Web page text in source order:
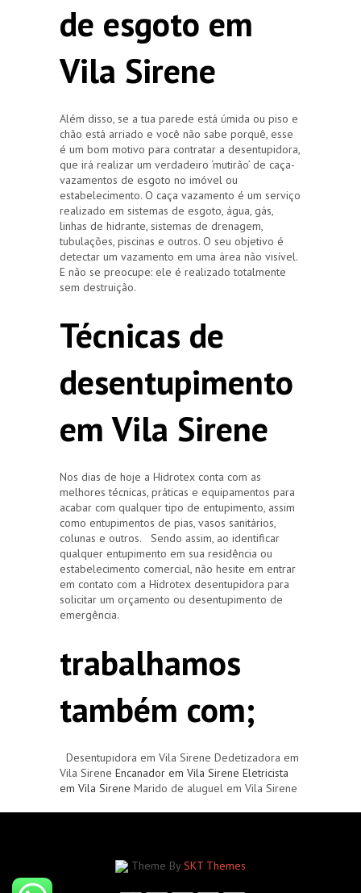
de esgoto em
Vila Sirene
Além disso, se a tua parede está úmida ou piso e
chão está arriado e você não sabe porquê, esse
é um bom motivo para contratar a desentupidora,
que irá realizar um verdadeiro ‘mutirão’ de caça-
vazamentos de esgoto no imóvel ou
estabelecimento. O caça vazamento é um serviço
realizado em sistemas de esgoto, água, gás,
linhas de hidrante, sistemas de drenagem,
tubulações, piscinas e outros. O seu objetivo é
detectar um vazamento em uma área não visível.
E não se preocupe: ele é realizado totalmente
sem destruição.
Técnicas de
desentupimento
em Vila Sirene
Nos dias de hoje a Hidrotex conta com as
melhores técnicas, práticas e equipamentos para
acabar com qualquer tipo de entupimento, assim
como entupimentos de pias, vasos sanitários,
colunas e outros. Sendo assim, ao identificar
qualquer entupimento em sua residência ou
estabelecimento comercial, não hesite em entrar
em contato com a Hidrotex desentupidora para
solicitar um orçamento ou desentupimento de
emergência.
trabalhamos
também com;
Desentupidora em Vila Sirene Dedetizadora em
Vila Sirene Encanador em Vila Sirene Eletricista
em Vila Sirene Marido de aluguel em Vila Sirene
Theme By SKT Themes